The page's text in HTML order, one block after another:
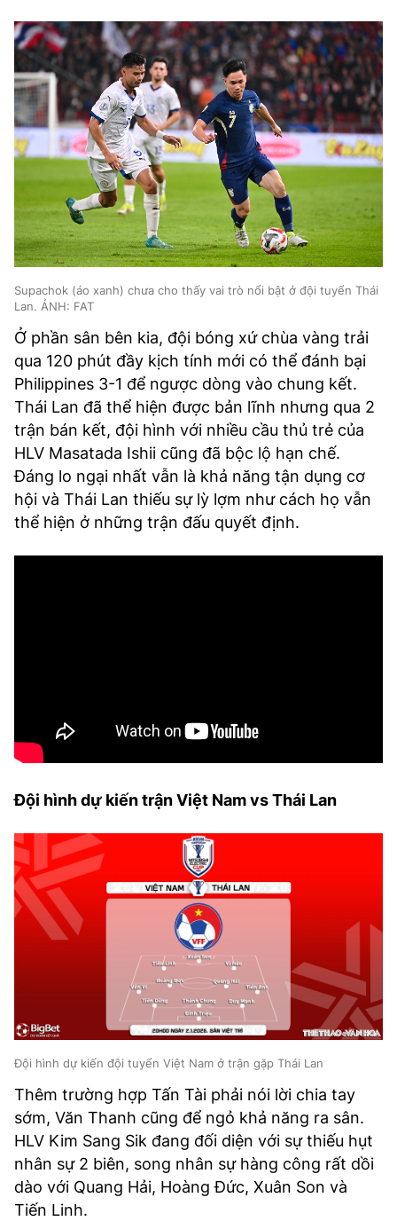
Supachok (áo xanh) chưa cho thấy vai trò nổi bật ở đội tuyển Thái
Lan. ẢNH: FAT
Ở phần sân bên kia, đội bóng xứ chùa vàng trải
qua 120 phút đầy kịch tính mới có thể đánh bại
Philippines 3-1 để ngược dòng vào chung kết.
Thái Lan đã thể hiện được bản lĩnh nhưng qua 2
trận bán kết, đội hình với nhiều cầu thủ trẻ của
HLV Masatada Ishii cũng đã bộc lộ hạn chế.
Đáng lo ngại nhất vẫn là khả năng tận dụng cơ
hội và Thái Lan thiếu sự lỳ lợm như cách họ vẫn
thể hiện ở những trận đấu quyết định.
Đội hình dự kiến trận Việt Nam vs Thái Lan
Đội hình dự kiến đội tuyển Việt Nam ở trận gặp Thái Lan
Thêm trường hợp Tấn Tài phải nói lời chia tay
sớm, Văn Thanh cũng để ngỏ khả năng ra sân.
HLV Kim Sang Sik đang đối diện với sự thiếu hụt
nhân sự 2 biên, song nhân sự hàng công rất dồi
dào với Quang Hải, Hoàng Đức, Xuân Son và
Tiến Linh.